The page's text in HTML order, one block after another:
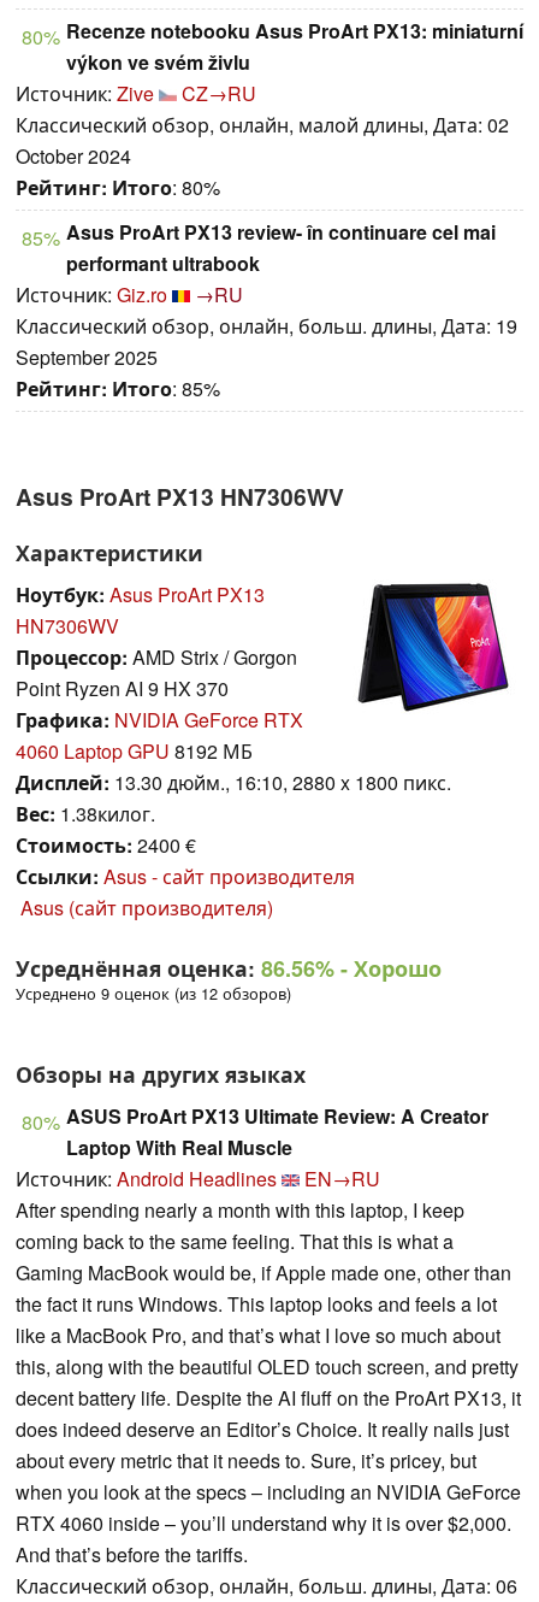
80% Recenze notebooku Asus ProArt PX13: miniaturní
výkon ve svém živlu
Источник: Zive
CZ→RU
Классический обзор, онлайн, малой длины, Дата: 02
October 2024
Рейтинг: Итого: 80%
85% Asus ProArt PX13 review- în continuare cel mai
performant ultrabook
Источник: Giz.ro
→RU
Классический обзор, онлайн, больш. длины, Дата: 19
September 2025
Рейтинг: Итого: 85%
Asus ProArt PX13 HN7306WV
Характеристики
Ноутбук: Asus ProArt PX13
HN7306WV
Процессор: AMD Strix / Gorgon
Point Ryzen AI 9 HX 370
Графика: NVIDIA GeForce RTX
4060 Laptop GPU 8192 МБ
Дисплей: 13.30 дюйм., 16:10, 2880 x 1800 пикс.
Вес: 1.38килог.
Стоимость: 2400 €
Ссылки: Asus - сайт производителя
Asus (сайт производителя)
Усреднённая оценка: 86.56%- Хорошо
Усреднено 9 оценок (из 12 обзоров)
Обзоры на других языках
80% ASUS ProArt PX13 Ultimate Review: A Creator
Laptop With Real Muscle
Источник: Android Headlines
EN→RU
After spending nearly a month with this laptop, I keep
coming back to the same feeling. That this is what a
Gaming MacBook would be, if Apple made one, other than
the fact it runs Windows. This laptop looks and feels a lot
like a MacBook Pro, and that’s what I love so much about
this, along with the beautiful OLED touch screen, and pretty
decent battery life. Despite the AI fluff on the ProArt PX13, it
does indeed deserve an Editor’s Choice. It really nails just
about every metric that it needs to. Sure, it’s pricey, but
when you look at the specs – including an NVIDIA GeForce
RTX 4060 inside – you’ll understand why it is over $2,000.
And that’s before the tariffs.
Классический обзор, онлайн, больш. длины, Дата: 06